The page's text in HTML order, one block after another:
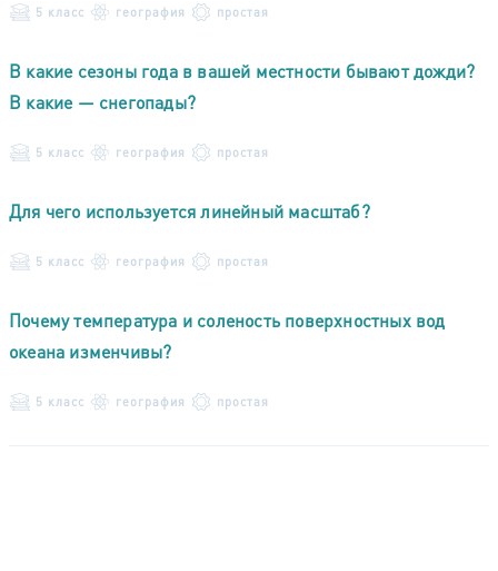
5 класс география простая
В какие сезоны года в вашей местности бывают дожди?
В какие — снегопады?
5 класс география простая
Для чего используется линейный масштаб?
5 класс география простая
Почему температура и соленость поверхностных вод
океана изменчивы?
5 класс география простая